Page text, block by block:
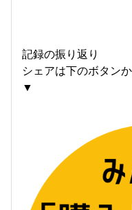
記録の振り返り
シェアは下のボタンか
▼